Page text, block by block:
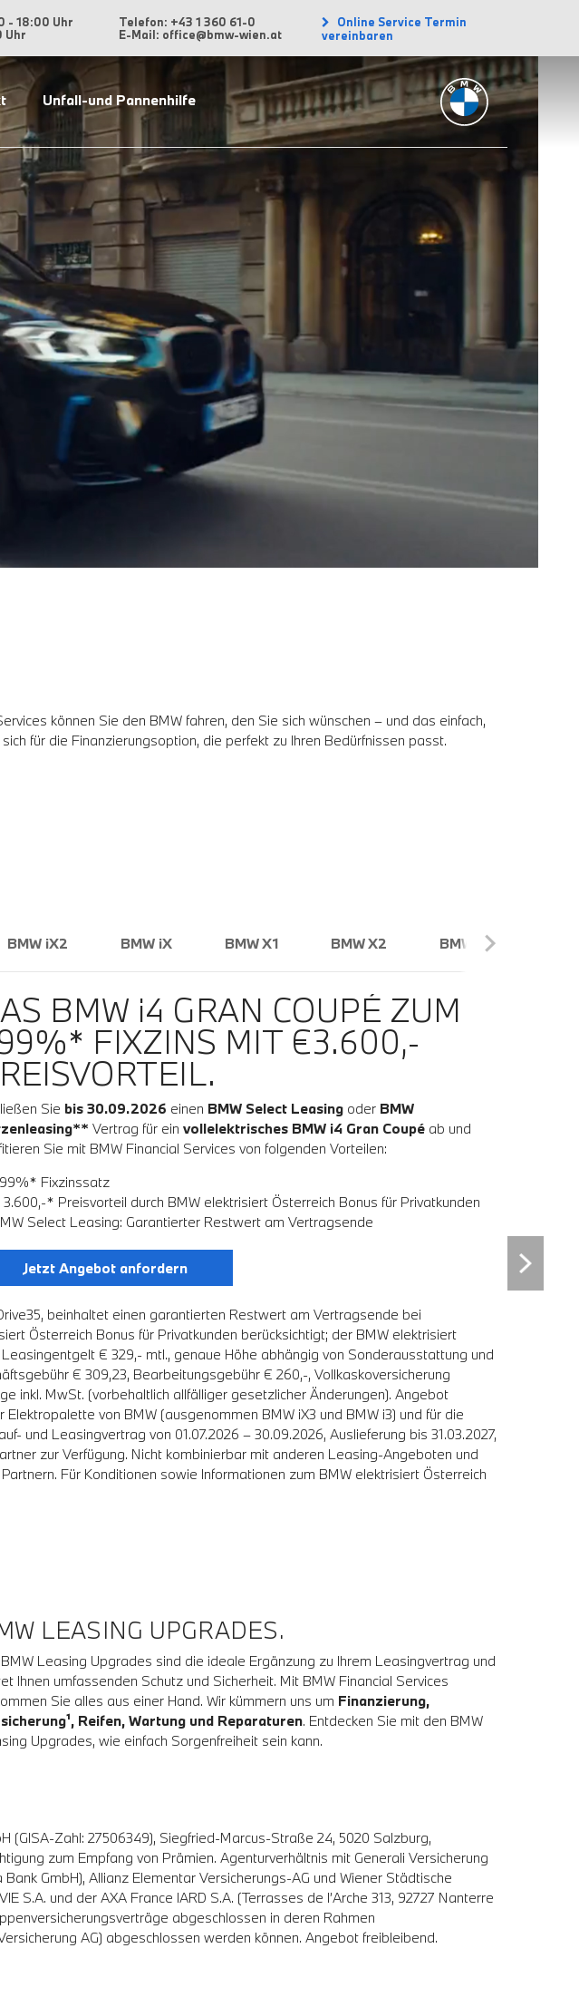
- 18:00 Uhr
Uhr
Telefon: +43 1 360 61-0
E-Mail: office@bmw-wien.at
Online Service Termin
vereinbaren
Unfall-und Pannenhilfe
können Sie den BMW fahren, den Sie sich wünschen – und das einfach,
für die Finanzierungsoption, die perfekt zu Ihren Bedürfnissen passt.
BMW iX2 BMW iX BMW X1 BMW X2 BMW X3
BMW i4 GRAN COUPÉ ZUM
FIXZINS MIT €3.600,-
Sie bis 30.09.2026 einen BMW Select Leasingoder BMW
Vertrag für ein vollelektrisches BMW i4 Gran Coupéab und
Sie mit BMW Financial Services von folgenden Vorteilen:
Fixzinssatz
3.600,-* Preisvorteil durch BMW elektrisiert Österreich Bonus für Privatkunden
Select Leasing: Garantierter Restwert am Vertragsende
Jetzt Angebot anfordern
beinhaltet einen garantierten Restwert am Vertragsende bei
Österreich Bonus für Privatkunden berücksichtigt; der BMW elektrisiert
€ 329,- mtl., genaue Höhe abhängig von Sonderausstattung und
€ 309,23, Bearbeitungsgebühr € 260,-, Vollkaskoversicherung
inkl. MwSt. (vorbehaltlich allfälliger gesetzlicher Änderungen). Angebot
von BMW (ausgenommen BMW iX3 und BMW i3) und für die
und Leasingvertrag von 01.07.2026 – 30.09.2026, Auslieferung bis 31.03.2027,
zur Verfügung. Nicht kombinierbar mit anderen Leasing-Angeboten und
Für Konditionen sowie Informationen zum BMW elektrisiert Österreich
LEASING UPGRADES.
Leasing Upgrades sind die ideale Ergänzung zu Ihrem Leasingvertrag und
Ihnen umfassenden Schutz und Sicherheit. Mit BMW Financial Services
Sie alles aus einer Hand. Wir kümmern uns um Finanzierung,
Reifen, Wartung und Reparaturen. Entdecken Sie mit den BMW
Upgrades, wie einfach Sorgenfreiheit sein kann.
(GISA-Zahl: 27506349), Siegfried-Marcus-Straße 24, 5020 Salzburg,
zum Empfang von Prämien. Agenturverhältnis mit Generali Versicherung
GmbH), Allianz Elementar Versicherungs-AG und Wiener Städtische
S.A. und der AXA France IARD S.A. (Terrasses de I’Arche 313, 92727 Nanterre
abgeschlossen in deren Rahmen
AG) abgeschlossen werden können. Angebot freibleibend.